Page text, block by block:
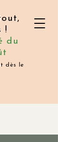
!
du
dès le